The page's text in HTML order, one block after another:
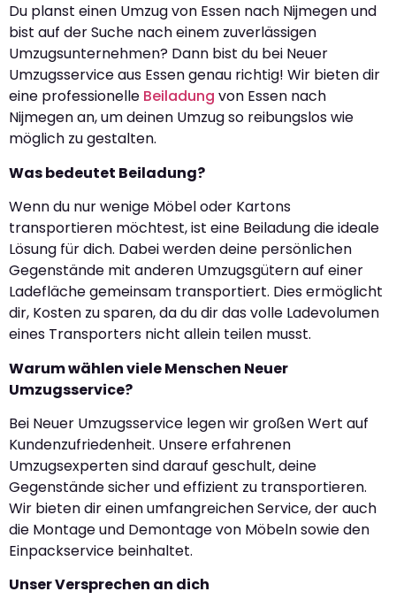
Du planst einen Umzug von Essen nach Nijmegen und
bist auf der Suche nach einem zuverlässigen
Umzugsunternehmen? Dann bist du bei Neuer
Umzugsservice aus Essen genau richtig! Wir bieten dir
eine professionelle Beiladung von Essen nach
Nijmegen an, um deinen Umzug so reibungslos wie
möglich zu gestalten.
Was bedeutet Beiladung?
Wenn du nur wenige Möbel oder Kartons
transportieren möchtest, ist eine Beiladung die ideale
Lösung für dich. Dabei werden deine persönlichen
Gegenstände mit anderen Umzugsgütern auf einer
Ladefläche gemeinsam transportiert. Dies ermöglicht
dir, Kosten zu sparen, da du dir das volle Ladevolumen
eines Transporters nicht allein teilen musst.
Warum wählen viele Menschen Neuer
Umzugsservice?
Bei Neuer Umzugsservice legen wir großen Wert auf
Kundenzufriedenheit. Unsere erfahrenen
Umzugsexperten sind darauf geschult, deine
Gegenstände sicher und effizient zu transportieren.
Wir bieten dir einen umfangreichen Service, der auch
die Montage und Demontage von Möbeln sowie den
Einpackservice beinhaltet.
Unser Versprechen an dich